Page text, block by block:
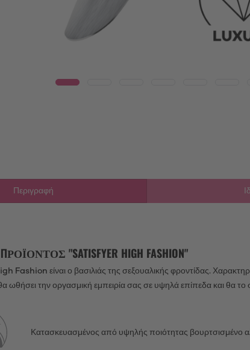
βοηθήματα
Penis Toys
Περιγραφή
"SATISFYER HIGH FASHION"
Fashion είναι ο βασιλιάς της σεξουαλικής φροντίδας.
ωθήσει την οργασμική εμπειρία σας σε υψηλά επίπεδα και θα
Κατασκευασμένος από υψηλής ποιότητας βουρτσισμένο